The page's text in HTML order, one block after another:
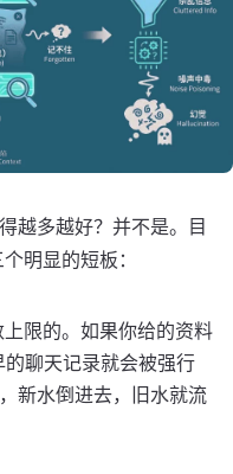
越多越好？并不是。目
明显的短板：
上限的。如果你给的资料
聊天记录就会被强行
新水倒进去，旧水就流